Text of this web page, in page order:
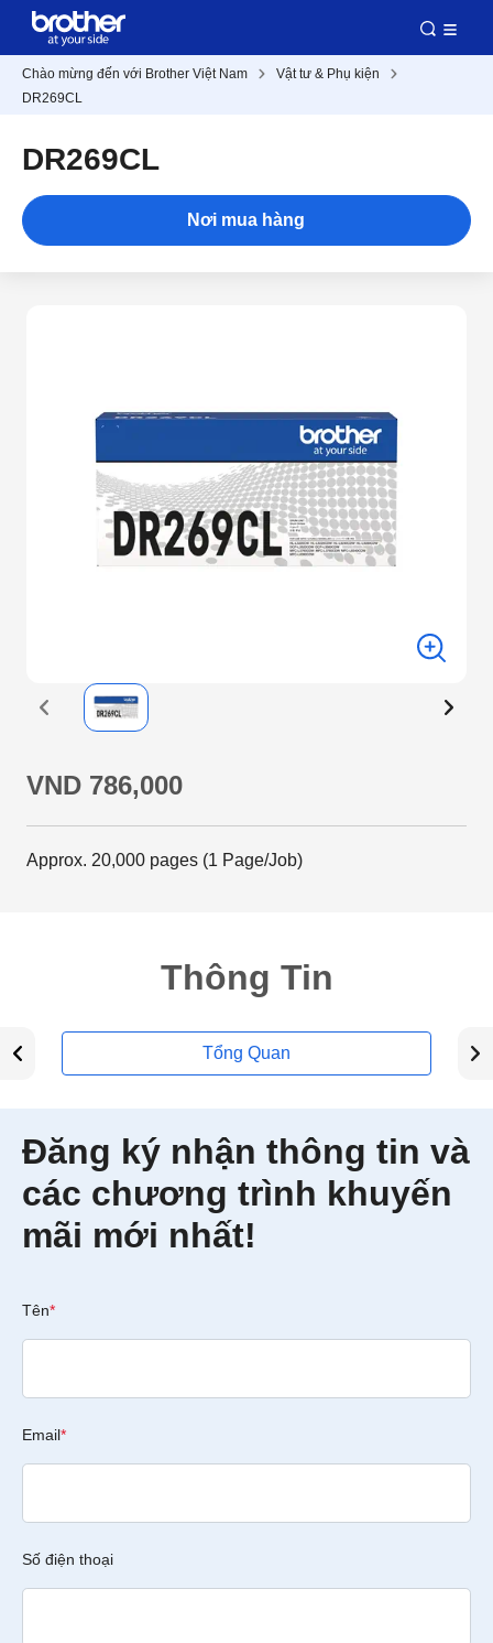
Chào mừng đến với Brother Việt Nam
Vật tư & Phụ kiện
DR269CL
DR269CL
Nơi mua hàng
VND 786,000
Approx. 20,000 pages (1 Page/Job)
Thông Tin
Tổng Quan
Đăng ký nhận thông tin và
các chương trình khuyến
mãi mới nhất!
Tên*
Email*
Số điện thoại